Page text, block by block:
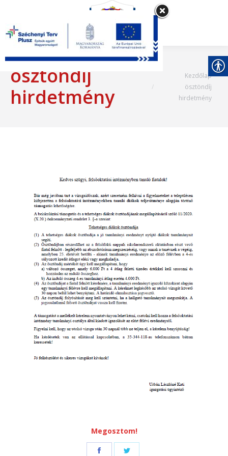
ösztöndíj
hirdetmény
Most itt vagy:Kezdőlap
ösztöndíj
hirdetmény
Megosztom!
Share